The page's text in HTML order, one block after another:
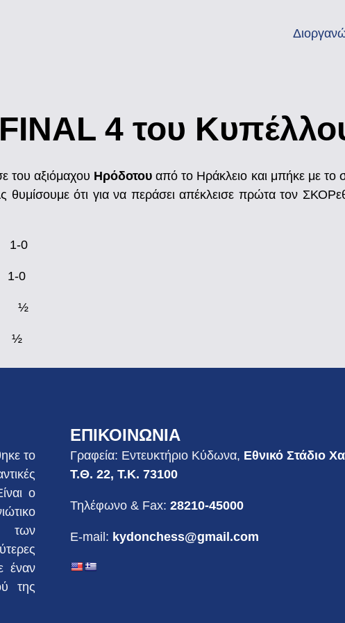
4 του
του αξιόμαχου Ηρόδοτου από το Ηράκλειο και μπήκε με το
θυμίσουμε ότι για να περάσει απέκλεισε πρώτα τον
1-0
1-0
½
½
το
ο
των
έναν
της
ΕΠΙΚΟΙΝΩΝΙΑ
Γραφεία: Εντευκτήριο Κύδωνα, Εθνικό Στάδιο
Τ.Θ. 22, Τ.Κ. 73100
Τηλέφωνο & Fax: 28210-45000
E-mail: kydonchess@gmail.com